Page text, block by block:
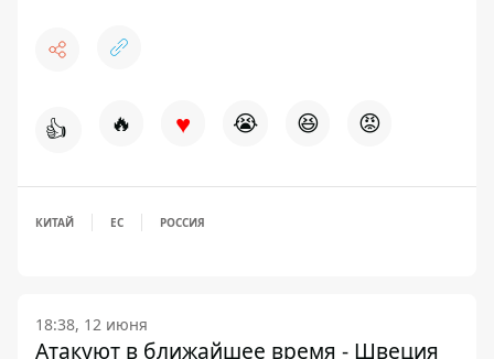
👍 🔥 ♥ 😭 😆 😡
КИТАЙ ЕС РОССИЯ
18:38, 12 июня
Атакуют в ближайшее время - Швеция